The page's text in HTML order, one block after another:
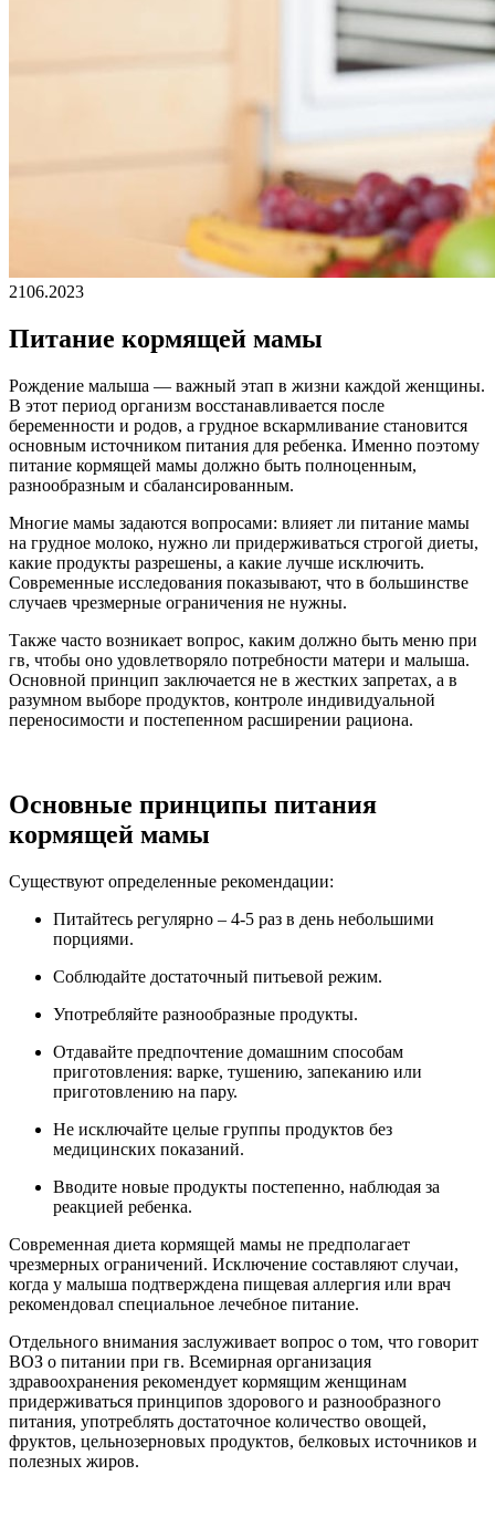
2106.2023
Питание кормящей мамы
Рождение малыша — важный этап в жизни каждой женщины.
В этот период организм восстанавливается после
беременности и родов, а грудное вскармливание становится
основным источником питания для ребенка. Именно поэтому
питание кормящей мамы должно быть полноценным,
разнообразным и сбалансированным.
Многие мамы задаются вопросами: влияет ли питание мамы
на грудное молоко, нужно ли придерживаться строгой диеты,
какие продукты разрешены, а какие лучше исключить.
Современные исследования показывают, что в большинстве
случаев чрезмерные ограничения не нужны.
Также часто возникает вопрос, каким должно быть меню при
гв, чтобы оно удовлетворяло потребности матери и малыша.
Основной принцип заключается не в жестких запретах, а в
разумном выборе продуктов, контроле индивидуальной
переносимости и постепенном расширении рациона.
Основные принципы питания
кормящей мамы
Существуют определенные рекомендации:
Питайтесь регулярно – 4-5 раз в день небольшими
порциями.
Соблюдайте достаточный питьевой режим.
Употребляйте разнообразные продукты.
Отдавайте предпочтение домашним способам
приготовления: варке, тушению, запеканию или
приготовлению на пару.
Не исключайте целые группы продуктов без
медицинских показаний.
Вводите новые продукты постепенно, наблюдая за
реакцией ребенка.
Современная диета кормящей мамы не предполагает
чрезмерных ограничений. Исключение составляют случаи,
когда у малыша подтверждена пищевая аллергия или врач
рекомендовал специальное лечебное питание.
Отдельного внимания заслуживает вопрос о том, что говорит
ВОЗ о питании при гв. Всемирная организация
здравоохранения рекомендует кормящим женщинам
придерживаться принципов здорового и разнообразного
питания, употреблять достаточное количество овощей,
фруктов, цельнозерновых продуктов, белковых источников и
полезных жиров.